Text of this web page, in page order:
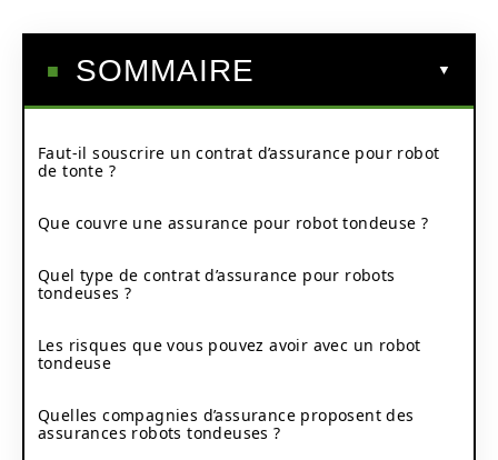
SOMMAIRE
Faut-il souscrire un contrat d’assurance pour robot
de tonte ?
Que couvre une assurance pour robot tondeuse ?
Quel type de contrat d’assurance pour robots
tondeuses ?
Les risques que vous pouvez avoir avec un robot
tondeuse
Quelles compagnies d’assurance proposent des
assurances robots tondeuses ?